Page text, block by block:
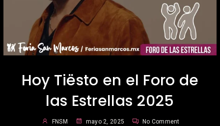
Hoy Tiësto en el Foro de
las Estrellas 2025
FNSM mayo 2, 2025 No Comment